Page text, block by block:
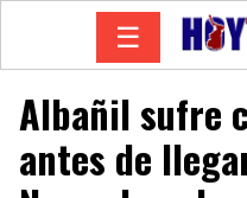
☰
Albañil sufre
antes de